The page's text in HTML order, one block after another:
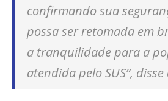
confirmando sua
possa ser retomada em
a tranquilidade para a
atendida pelo SUS”,